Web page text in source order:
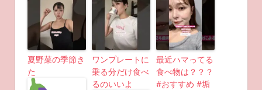
夏野菜の季節き
た
ワンプレートに
乗る分だけ食べ
るのいいよ
最近ハマってる
食べ物は？？？
#おすすめ #垢